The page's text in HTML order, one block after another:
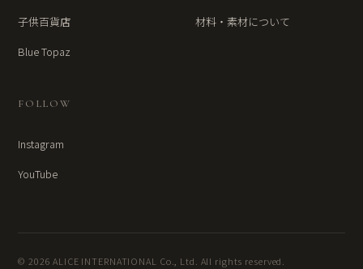
子供百貨店
Blue Topaz
材料・素材について
FOLLOW
Instagram
YouTube
© 2026 ALICE INTERNATIONAL Co., Ltd. All rights reserved.